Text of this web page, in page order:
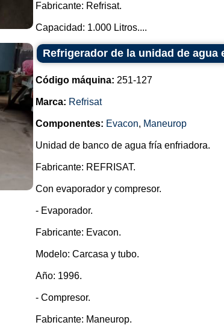
Fabricante: Refrisat.
Capacidad: 1.000 Litros....
Refrigerador de la unidad de agua
Código máquina: 251-127
Marca: Refrisat
Componentes: Evacon, Maneurop
Unidad de banco de agua fría enfriadora.
Fabricante: REFRISAT.
Con evaporador y compresor.
- Evaporador.
Fabricante: Evacon.
Modelo: Carcasa y tubo.
Año: 1996.
- Compresor.
Fabricante: Maneurop.